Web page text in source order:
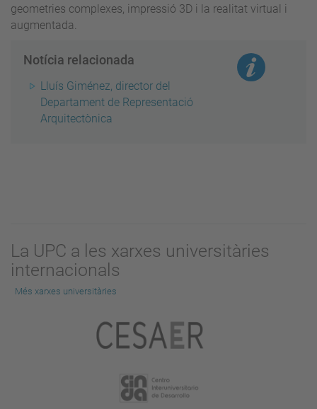
geometries complexes, impressió 3D i la realitat virtual i
augmentada.
Notícia relacionada
Lluís Giménez, director del
Departament de Representació
Arquitectònica
La UPC a les xarxes universitàries
internacionals
Més xarxes universitàries